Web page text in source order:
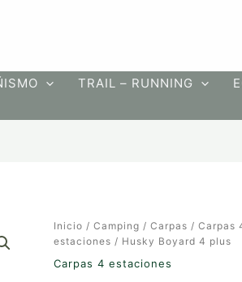
TRAIL – RUNNING
Inicio /Camping /Carpas /Carpas
estaciones / Husky Boyard 4 plus
Carpas 4 estaciones
Husky
Boyard
plus